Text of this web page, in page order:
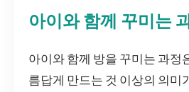
아이와 함께 꾸미는
아이와 함께 방을 꾸미는 과정
름답게 만드는 것 이상의 의미